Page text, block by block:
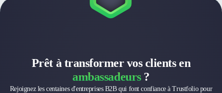
Design Industriel
Maintenance et Infogérance
BI, Analytics & Big Data
Graphisme & Illustration
Prêt à transformer vos clients en
ambassadeurs?
Rejoignez les centaines d'entreprises B2B qui font confiance à Trustfolio pour